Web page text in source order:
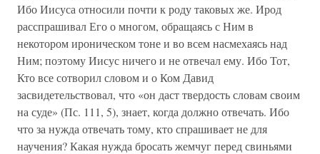
Ибо Иисуса относили почти к роду таковых же. Ирод
расспрашивал Его о многом, обращаясь с Ним в
некотором ироническом тоне и во всем насмехаясь над
Ним; поэтому Иисус ничего и не отвечал ему. Ибо Тот,
Кто все сотворил словом и о Ком Давид
засвидетельствовал, что «он даст твердость словам своим
на суде» (Пс. 111, 5), знает, когда должно отвечать. Ибо
что за нужда отвечать тому, кто спрашивает не для
научения? Какая нужда бросать жемчуг перед свиньями